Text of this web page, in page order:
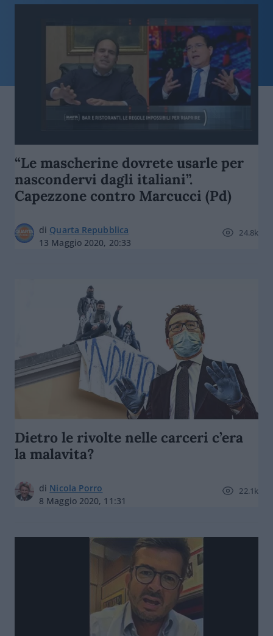
“Le mascherine dovrete usarle per
nascondervi dagli italiani”.
Capezzone contro Marcucci (Pd)
di Quarta Repubblica
13 Maggio 2020, 20:33
24.8k
Dietro le rivolte nelle carceri c’era
la malavita?
di Nicola Porro
8 Maggio 2020, 11:31
22.1k